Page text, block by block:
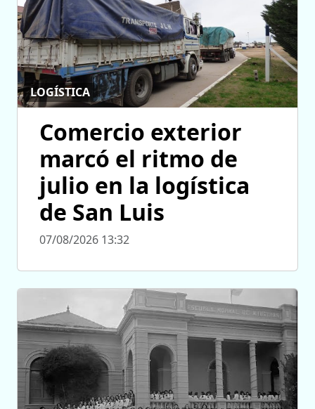
LOGÍSTICA
Comercio exterior
marcó el ritmo de
julio en la logística
de San Luis
07/08/2026 13:32